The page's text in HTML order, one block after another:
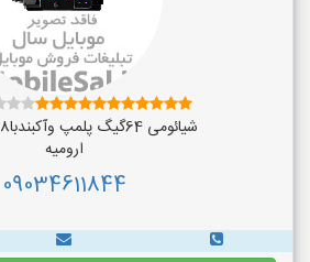
شیائومی 64گیگ پلمپ وآکبندبا18ماه گارانتی
ارومیه
09034611844